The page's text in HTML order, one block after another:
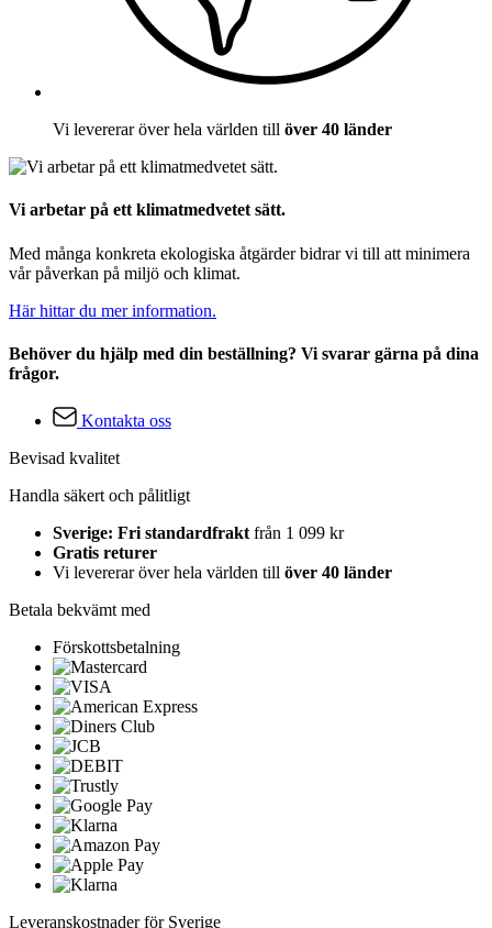
Vi levererar över hela världen till över 40 länder
Vi arbetar på ett klimatmedvetet sätt.
Med många konkreta ekologiska åtgärder bidrar vi till att minimera
vår påverkan på miljö och klimat.
Här hittar du mer information.
Behöver du hjälp med din beställning? Vi svarar gärna på dina
frågor.
Kontakta oss
Bevisad kvalitet
Handla säkert och pålitligt
Sverige: Fri standardfrakt från 1 099 kr
Gratis returer
Vi levererar över hela världen till över 40 länder
Betala bekvämt med
Förskottsbetalning
Leveranskostnader för Sverige